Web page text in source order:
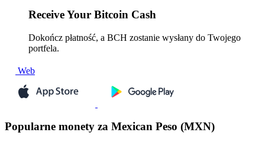
ReceiveYour Bitcoin Cash
Dokończ płatność, a BCH zostanie wysłany do Twojego
portfela.
Web
Popularne monety za Mexican Peso (MXN)